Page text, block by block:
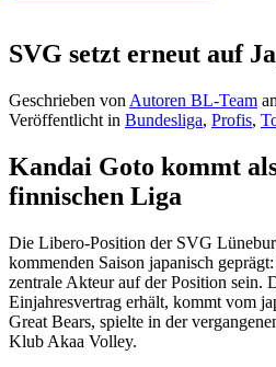
SVG setzt erneut auf
Geschrieben von Autoren BL-Team
Veröffentlicht in Bundesliga, Profis,
Kandai Goto kommt
finnischen Liga
Die Libero-Position der SVG
kommenden Saison japanisch
zentrale Akteur auf der Position sein.
Einjahresvertrag erhält, kommt vom
Great Bears, spielte in der
Klub Akaa Volley.